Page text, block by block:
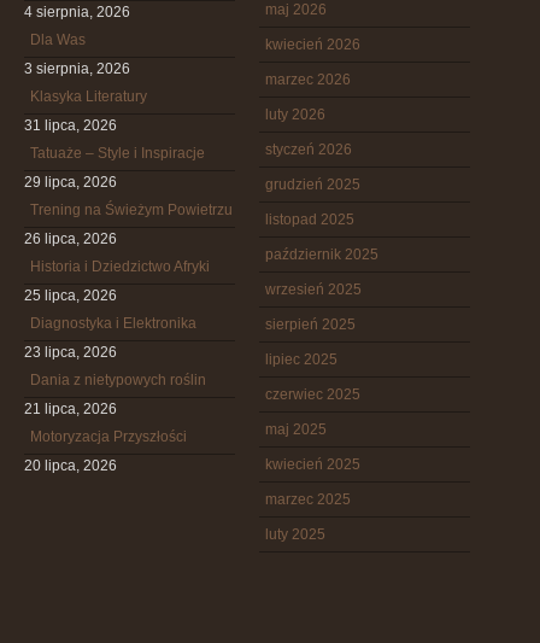
4 sierpnia, 2026
Dla Was
3 sierpnia, 2026
Klasyka Literatury
31 lipca, 2026
Tatuaże – Style i Inspiracje
29 lipca, 2026
Trening na Świeżym Powietrzu
26 lipca, 2026
Historia i Dziedzictwo Afryki
25 lipca, 2026
Diagnostyka i Elektronika
23 lipca, 2026
Dania z nietypowych roślin
21 lipca, 2026
Motoryzacja Przyszłości
20 lipca, 2026
maj 2026
kwiecień 2026
marzec 2026
luty 2026
styczeń 2026
grudzień 2025
listopad 2025
październik 2025
wrzesień 2025
sierpień 2025
lipiec 2025
czerwiec 2025
maj 2025
kwiecień 2025
marzec 2025
luty 2025